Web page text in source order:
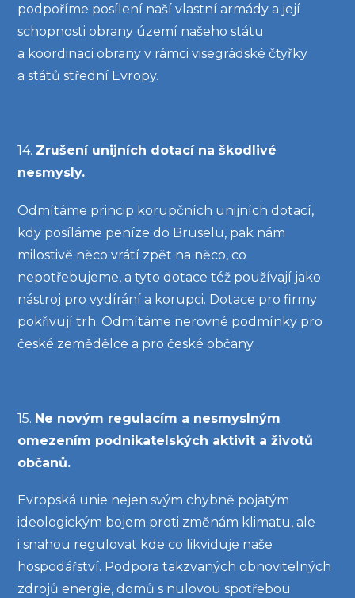
podpoříme posílení naší vlastní armády a její
schopnosti obrany území našeho státu
a koordinaci obrany v rámci visegrádské čtyřky
a států střední Evropy.
14. Zrušení unijních dotací na škodlivé
nesmysly.
Odmítáme princip korupčních unijních dotací,
kdy posíláme peníze do Bruselu, pak nám
milostivě něco vrátí zpět na něco, co
nepotřebujeme, a tyto dotace též používají jako
nástroj pro vydírání a korupci. Dotace pro firmy
pokřivují trh. Odmítáme nerovné podmínky pro
české zemědělce a pro české občany.
15. Ne novým regulacím a nesmyslným
omezením podnikatelských aktivit a životů
občanů.
Evropská unie nejen svým chybně pojatým
ideologickým bojem proti změnám klimatu, ale
i snahou regulovat kde co likviduje naše
hospodářství. Podpora takzvaných obnovitelných
zdrojů energie, domů s nulovou spotřebou